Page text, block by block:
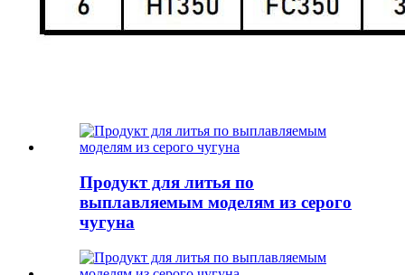
Продукт для литья по
выплавляемым моделям из серого
чугуна